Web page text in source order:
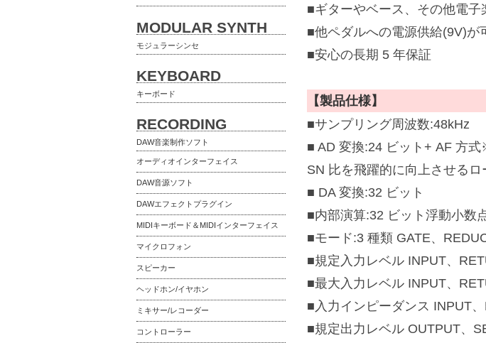
■ギターやベース、その他電
■他ペダルへの電源供給(9V)が
■安心の長期 5 年保証
【製品仕様】
■サンプリング周波数:48kHz
■ AD 変換:24 ビット+ AF 方
SN 比を飛躍的に向上させるロ
■ DA 変換:32 ビット
■内部演算:32 ビット浮動小数
■モード:3 種類 GATE、
■規定入力レベル INPUT、
■最大入力レベル INPUT、
■入力インピーダンス INPUT
■規定出力レベル OUTPUT、
MODULAR SYNTH
モジュラーシンセ
KEYBOARD
キーボード
RECORDING
DAW音楽制作ソフト
オーディオインターフェイス
DAW音源ソフト
DAWエフェクトプラグイン
MIDIキーボード＆MIDIインターフェイス
マイクロフォン
スピーカー
ヘッドホン/イヤホン
ミキサー/レコーダー
コントローラー